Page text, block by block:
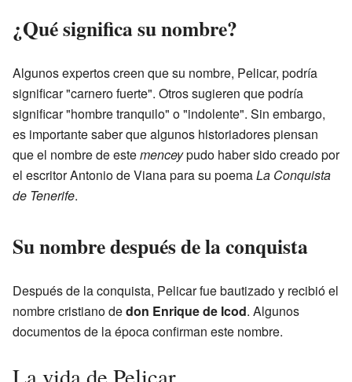
¿Qué significa su nombre?
Algunos expertos creen que su nombre, Pelicar, podría
significar "carnero fuerte". Otros sugieren que podría
significar "hombre tranquilo" o "indolente". Sin embargo,
es importante saber que algunos historiadores piensan
que el nombre de estemenceypudo haber sido creado por
el escritor Antonio de Viana para su poemaLa Conquista
de Tenerife.
Su nombre después de la conquista
Después de la conquista, Pelicar fue bautizado y recibió el
nombre cristiano dedon Enrique de Icod. Algunos
documentos de la época confirman este nombre.